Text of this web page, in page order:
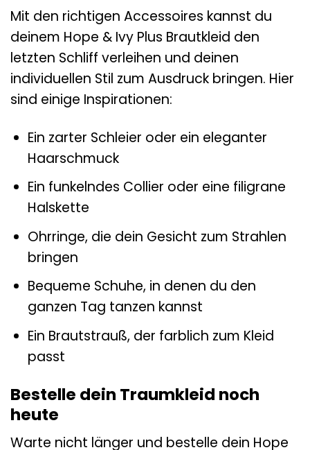
Mit den richtigen Accessoires kannst du
deinem Hope & Ivy Plus Brautkleid den
letzten Schliff verleihen und deinen
individuellen Stil zum Ausdruck bringen. Hier
sind einige Inspirationen:
Ein zarter Schleier oder ein eleganter
Haarschmuck
Ein funkelndes Collier oder eine filigrane
Halskette
Ohrringe, die dein Gesicht zum Strahlen
bringen
Bequeme Schuhe, in denen du den
ganzen Tag tanzen kannst
Ein Brautstrauß, der farblich zum Kleid
passt
Bestelle dein Traumkleid noch
heute
Warte nicht länger und bestelle dein Hope